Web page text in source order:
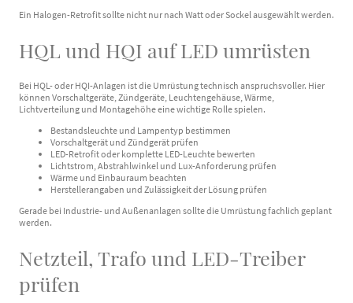
Ein Halogen-Retrofit sollte nicht nur nach Watt oder Sockel ausgewählt werden.
HQL und HQI auf LED umrüsten
Bei HQL- oder HQI-Anlagen ist die Umrüstung technisch anspruchsvoller. Hier
können Vorschaltgeräte, Zündgeräte, Leuchtengehäuse, Wärme,
Lichtverteilung und Montagehöhe eine wichtige Rolle spielen.
Bestandsleuchte und Lampentyp bestimmen
Vorschaltgerät und Zündgerät prüfen
LED-Retrofit oder komplette LED-Leuchte bewerten
Lichtstrom, Abstrahlwinkel und Lux-Anforderung prüfen
Wärme und Einbauraum beachten
Herstellerangaben und Zulässigkeit der Lösung prüfen
Gerade bei Industrie- und Außenanlagen sollte die Umrüstung fachlich geplant
werden.
Netzteil, Trafo und LED-Treiber
prüfen